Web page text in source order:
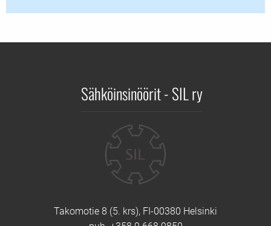
Sähköinsinöörit - SIL ry
Takomotie 8 (5. krs), FI-00380 Helsinki